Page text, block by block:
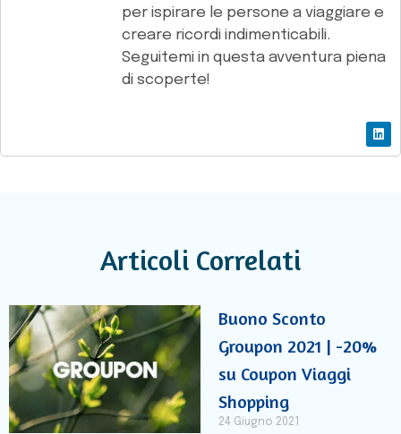
per ispirare le persone a viaggiare e
creare ricordi indimenticabili.
Seguitemi in questa avventura piena
di scoperte!
Articoli Correlati
Buono Sconto
Groupon 2021 | -20%
su Coupon Viaggi
Shopping
24 Giugno 2021